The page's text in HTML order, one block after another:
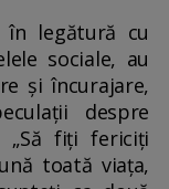
legătură cu
sociale, au
și încurajare,
despre
„Să fiți fericiți
toată viața,